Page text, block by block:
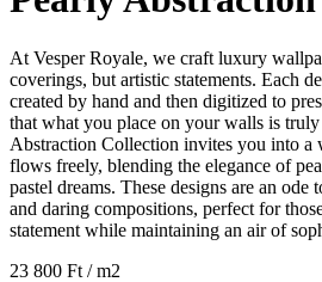
At Vesper Royale, we craft luxury
coverings, but artistic statements. Each
created by hand and then digitized to
that what you place on your walls is
Abstraction Collection invites you into a
flows freely, blending the elegance of
pastel dreams. These designs are an ode
and daring compositions, perfect for
statement while maintaining an air of
23 800 Ft / m2